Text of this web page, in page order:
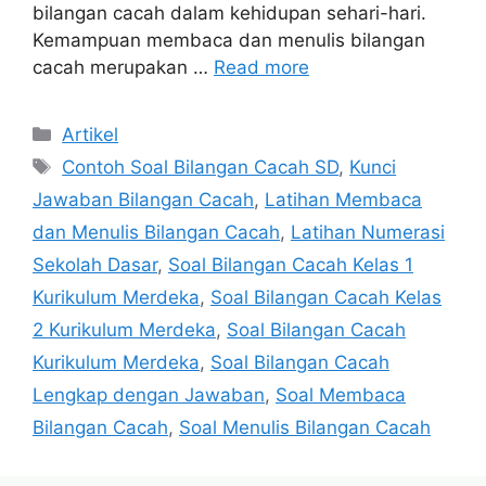
bilangan cacah dalam kehidupan sehari-hari.
Kemampuan membaca dan menulis bilangan
cacah merupakan … Read more
Categories
Artikel
Tags
Contoh Soal Bilangan Cacah SD, Kunci
Jawaban Bilangan Cacah, Latihan Membaca
dan Menulis Bilangan Cacah, Latihan Numerasi
Sekolah Dasar, Soal Bilangan Cacah Kelas 1
Kurikulum Merdeka, Soal Bilangan Cacah Kelas
2 Kurikulum Merdeka, Soal Bilangan Cacah
Kurikulum Merdeka, Soal Bilangan Cacah
Lengkap dengan Jawaban, Soal Membaca
Bilangan Cacah, Soal Menulis Bilangan Cacah